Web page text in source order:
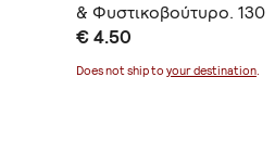
& Φυστικοβούτυρο. 130
gr
€ 4.50
Does not ship to your destination.